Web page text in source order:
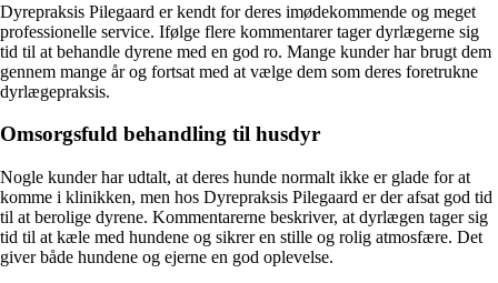
Dyrepraksis Pilegaard er kendt for deres imødekommende og meget
professionelle service. Ifølge flere kommentarer tager dyrlægerne sig
tid til at behandle dyrene med en god ro. Mange kunder har brugt dem
gennem mange år og fortsat med at vælge dem som deres foretrukne
dyrlægepraksis.
Omsorgsfuld behandling til husdyr
Nogle kunder har udtalt, at deres hunde normalt ikke er glade for at
komme i klinikken, men hos Dyrepraksis Pilegaard er der afsat god tid
til at berolige dyrene. Kommentarerne beskriver, at dyrlægen tager sig
tid til at kæle med hundene og sikrer en stille og rolig atmosfære. Det
giver både hundene og ejerne en god oplevelse.